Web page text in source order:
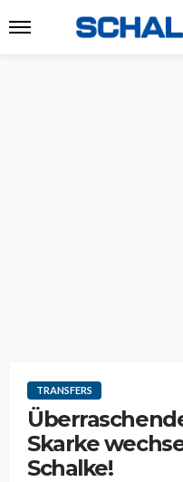
TRANSFERS
Skarke
Schalke!